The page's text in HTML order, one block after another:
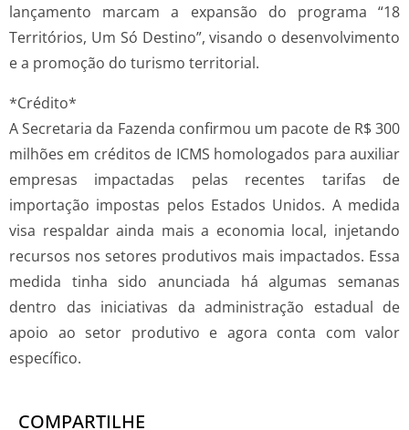
lançamento marcam a expansão do programa “18
Territórios, Um Só Destino”, visando o desenvolvimento
e a promoção do turismo territorial.
*Crédito*
A Secretaria da Fazenda confirmou um pacote de R$ 300
milhões em créditos de ICMS homologados para auxiliar
empresas impactadas pelas recentes tarifas de
importação impostas pelos Estados Unidos. A medida
visa respaldar ainda mais a economia local, injetando
recursos nos setores produtivos mais impactados. Essa
medida tinha sido anunciada há algumas semanas
dentro das iniciativas da administração estadual de
apoio ao setor produtivo e agora conta com valor
específico.
COMPARTILHE